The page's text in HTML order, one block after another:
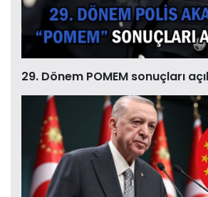
29. Dönem POMEM sonuçları